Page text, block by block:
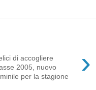
›
di accogliere
2005, nuovo
per la stagione